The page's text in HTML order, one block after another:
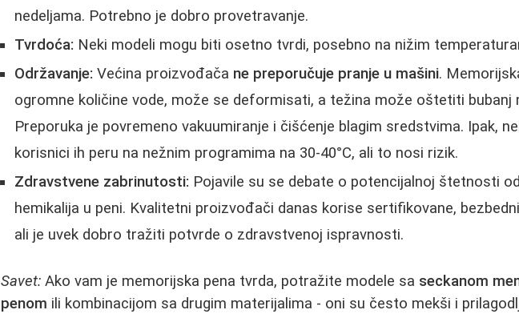
nedeljama. Potrebno je dobro provetravanje.
Tvrdoća: Neki modeli mogu biti osetno tvrdi, posebno na nižim
Održavanje: Većina proizvođača ne preporučuje pranje u mašini.
ogromne količine vode, može se deformisati, a težina može oštetiti bubanj
Preporuka je povremeno vakuumiranje i čišćenje blagim sredstvima. Ipak,
korisnici ih peru na nežnim programima na 30-40°C, ali to nosi rizik.
Zdravstvene zabrinutosti: Pojavile su se debate o potencijalnoj štetnosti
hemikalija u peni. Kvalitetni proizvođači danas korise sertifikovane,
ali je uvek dobro tražiti potvrde o zdravstvenoj ispravnosti.
Savet: Ako vam je memorijska pena tvrda, potražite modele sa seckanom
penom ili kombinacijom sa drugim materijalima - oni su često mekši i